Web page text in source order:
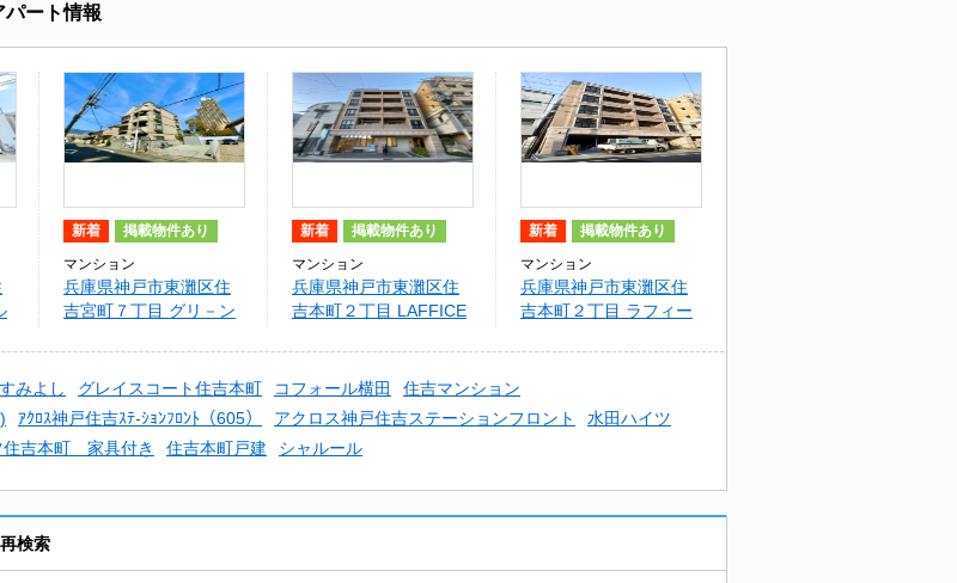
パート情報
新着 掲載物件あり
マンション
兵庫県神戸市東灘区住
吉宮町７丁目 グリ－ン
新着 掲載物件あり
マンション
兵庫県神戸市東灘区住
吉本町２丁目 LAFFICE
新着 掲載物件あり
マンション
兵庫県神戸市東灘区住
吉本町２丁目 ラフィー
みよし グレイスコート住吉本町 コフォール横田
住吉マンション
ｱｸﾛｽ神戸住吉ｽﾃ-ｼｮﾝﾌﾛﾝﾄ（605） アクロス神戸住吉ステーションフロント
水田ハイツ
住吉本町 家具付き 住吉本町戸建 シャルール
検索